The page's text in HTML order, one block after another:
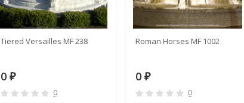
Tiered Versailles MF 238
0 ₽
0
Roman Horses MF 1002
0 ₽
0